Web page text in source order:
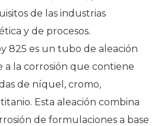
de las industrias
y de procesos.
825 es un tubo de aleación
la corrosión que contiene
de níquel, cromo,
Esta aleación combina
de formulaciones a base